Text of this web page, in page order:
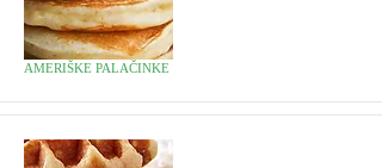
AMERIŠKE PALAČINKE